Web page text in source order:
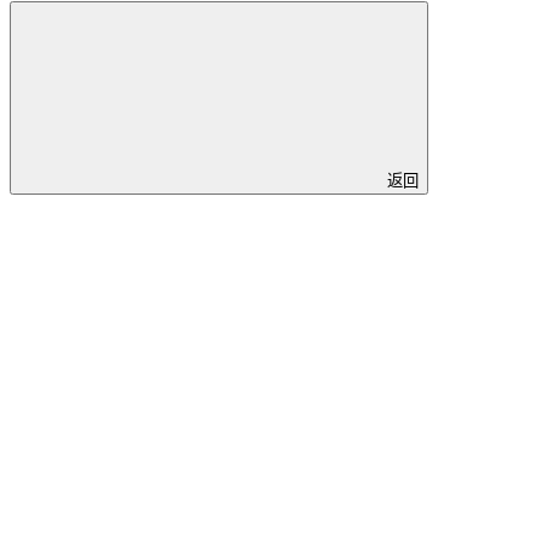
返回